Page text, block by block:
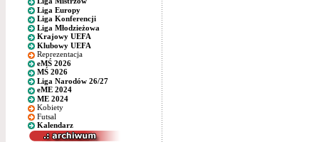
Liga Europy
Liga Konferencji
Liga Młodzieżowa
Krajowy UEFA
Klubowy UEFA
Reprezentacja
eMŚ 2026
MŚ 2026
Liga Narodów 26/27
eME 2024
ME 2024
Kobiety
Futsal
Kalendarz